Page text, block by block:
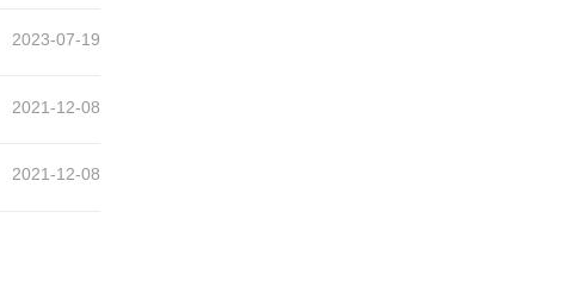
2023-07-19
2021-12-08
2021-12-08